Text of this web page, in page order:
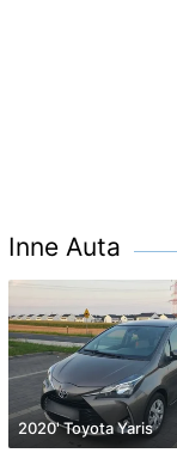
Inne Auta
2020' Toyota Yaris